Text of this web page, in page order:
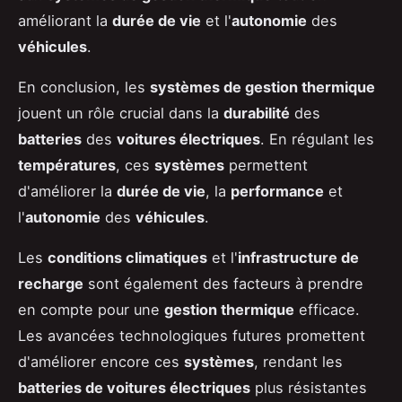
améliorant la durée de vie et l'autonomie des
véhicules.
En conclusion, les systèmes de gestion thermique
jouent un rôle crucial dans la durabilité des
batteries des voitures électriques. En régulant les
températures, ces systèmes permettent
d'améliorer la durée de vie, la performance et
l'autonomie des véhicules.
Les conditions climatiques et l'infrastructure de
recharge sont également des facteurs à prendre
en compte pour une gestion thermique efficace.
Les avancées technologiques futures promettent
d'améliorer encore ces systèmes, rendant les
batteries de voitures électriques plus résistantes